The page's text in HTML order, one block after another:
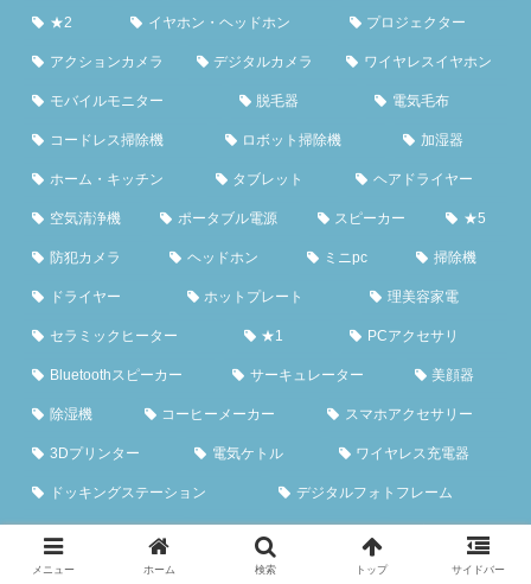
★2 イヤホン・ヘッドホン プロジェクター
アクションカメラ デジタルカメラ ワイヤレスイヤホン
モバイルモニター 脱毛器 電気毛布
コードレス掃除機 ロボット掃除機 加湿器
ホーム・キッチン タブレット ヘアドライヤー
空気清浄機 ポータブル電源 スピーカー ★5
防犯カメラ ヘッドホン ミニpc 掃除機
ドライヤー ホットプレート 理美容家電
セラミックヒーター ★1 PCアクセサリ
Bluetoothスピーカー サーキュレーター 美顔器
除湿機 コーヒーメーカー スマホアクセサリー
3Dプリンター 電気ケトル ワイヤレス充電器
ドッキングステーション デジタルフォトフレーム
キャリーケース チェスト シャワーヘッド
メニュー ホーム 検索 トップ サイドバー